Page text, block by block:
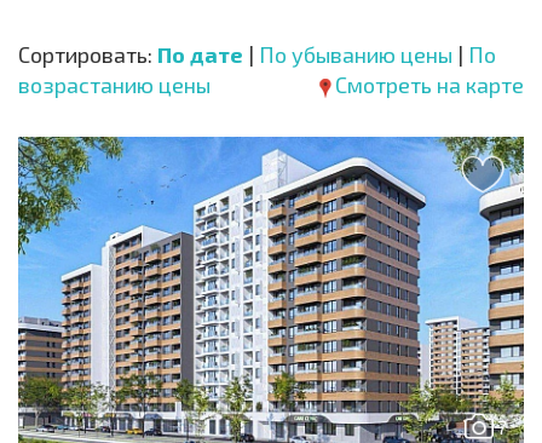
Сортировать: По дате | По убыванию цены | По
возрастанию цены
Смотреть на карте
7